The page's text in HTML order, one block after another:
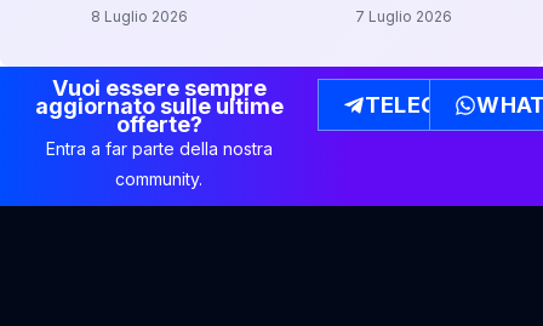
8 Luglio 2026 7 Luglio 2026
Vuoi essere sempre
aggiornato sulle ultime
offerte?
Entra a far parte della nostra
community.
TELEGRAM